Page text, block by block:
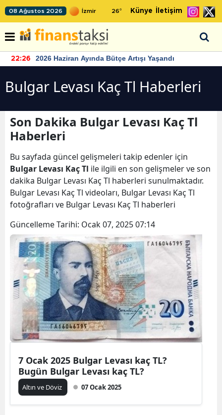
08 Ağustos 2026 26° Künye İletişim
22:26 2026 Haziran Ayında Bütçe Artışı Yaşandı
Bulgar Levası Kaç Tl Haberleri
Son Dakika Bulgar Levası Kaç Tl
Haberleri
Bu sayfada güncel gelişmeleri takip edenler için
Bulgar Levası Kaç Tl ile ilgili en son gelişmeler ve son
dakika Bulgar Levası Kaç Tl haberleri sunulmaktadır.
Bulgar Levası Kaç Tl videoları, Bulgar Levası Kaç Tl
fotoğrafları ve Bulgar Levası Kaç Tl haberleri
Güncelleme Tarihi: Ocak 07, 2025 07:14
7 Ocak 2025 Bulgar Levası kaç TL?
Bugün Bulgar Levası kaç TL?
Altın ve Döviz 07 Ocak 2025